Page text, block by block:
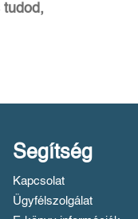
tudod,
Segítség
Kapcsolat
Ügyfélszolgálat